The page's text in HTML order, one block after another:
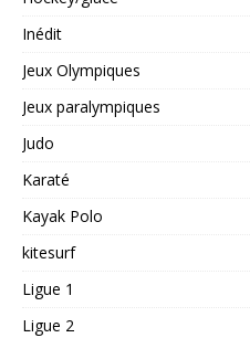
Inédit
Jeux Olympiques
Jeux paralympiques
Judo
Karaté
Kayak Polo
kitesurf
Ligue 1
Ligue 2